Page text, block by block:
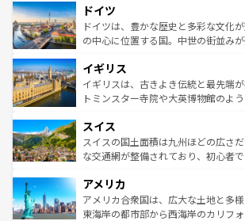
せる。地方によって風土や気候が異な
性で訪れる人を魅了
ンテンツ一覧を参照してほしい。
で、幅広い魅力が詰まっている。華麗
聖堂、美しいビーチ、そして豊かな
から魅了する。また、フランスは美
いる。シャンパンの発祥地であるラン
香り高いラベンダー畑など、多彩な
らに、パリ以外の地域にも魅力が溢
れる地方に足を運ぶとそれぞれで全く
きるだろう。 なお、新着のフラン
を参照してほしい。
ドイツ
ドイツは、豊かな歴史と多彩な文化
の中心に位置する国。中世の街並み
顔を持つこの国は、どこを歩いても飽
ルリンの文化的活気、バイエルン州
してライン川沿いのワイン畑といっ
は、お酒好きな人にはぜひ体験してほしい。 なお
ドイツ情報はコンテンツ一覧を参照
イギリス
イギリスは、古きよき伝統と最先端
トミンスター寺院や大英博物館のよ
リアごとに異なる魅力がある。また、
ティー、ビール好きにはたまらない
戦など、本場だからこそできる体験
ンツ一覧を参照してほしい。
スイス
スイスの国土面積は九州ほどの広さ
な交通網が整備されており、初心者
の建物がそのまま残る町や、スイスな
博物館もあり、アルプス観光だけでな
ことができる。国民の所得が高いた
アメリカ
アメリカ合衆国は、広大な土地と多様
東海岸の都市部から西海岸のカリフ